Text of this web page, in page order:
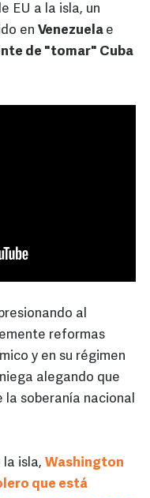
EU a la isla, un
en Venezuela e
de "tomar" Cuba
al
reformas
y en su régimen
alegando que
la soberanía nacional
la isla, Washington
que está